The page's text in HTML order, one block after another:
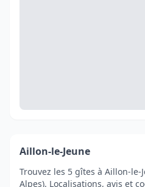
Aillon-le-Jeune
Trouvez les 5 gîtes à Aillon-le-
Alpes). Localisations, avis et